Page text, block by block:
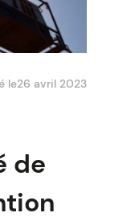
le26 avril 2023
de